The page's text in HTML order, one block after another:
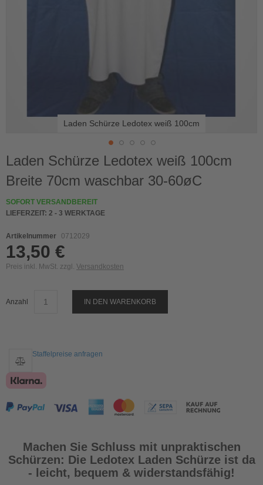
Laden Schürze Ledotex weiß 100cm
Breite 70cm waschbar 30-60øC
SOFORT VERSANDBEREIT
LIEFERZEIT: 2 - 3 WERKTAGE
Artikelnummer 0712029
13,50 €
Preis inkl. MwSt. zzgl. Versandkosten
Anzahl IN DEN WARENKORB
Staffelpreise anfragen
Machen Sie Schluss mit unpraktischen
Schürzen: Die Ledotex Laden Schürze ist da
- leicht, bequem & widerstandsfähig!
Laden Schürze Ledotex weiß 100cm
Skip
to
the
of
the
gallery